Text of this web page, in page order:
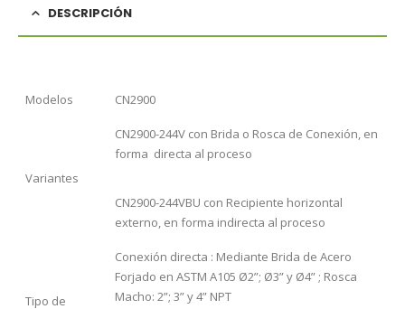
DESCRIPCIÓN
Modelos CN2900
Variantes
CN2900-244V con Brida o Rosca de Conexión, en
forma directa al proceso
CN2900-244VBU con Recipiente horizontal
externo, en forma indirecta al proceso
Tipo de
Conexión directa : Mediante Brida de Acero
Forjado en ASTM A105 Ø2”; Ø3” y Ø4” ; Rosca
Macho: 2”; 3” y 4” NPT